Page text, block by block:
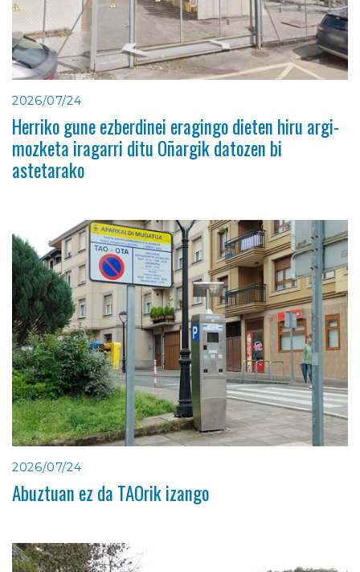
2026/07/24
Herriko gune ezberdinei eragingo dieten hiru argi-
mozketa iragarri ditu Oñargik datozen bi
astetarako
2026/07/24
Abuztuan ez da TAOrik izango